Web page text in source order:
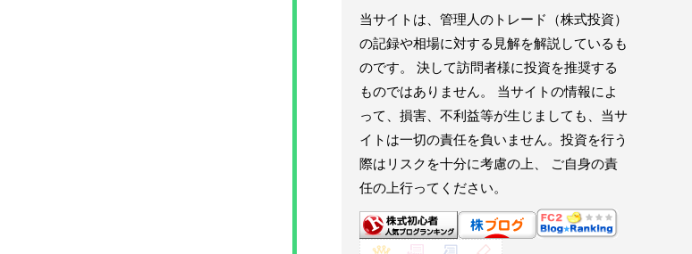
当サイトは、管理人のトレード（株式投資）
の記録や相場に対する見解を解説しているも
のです。 決して訪問者様に投資を推奨する
ものではありません。 当サイトの情報によ
って、損害、不利益等が生じましても、当サ
イトは一切の責任を負いません。投資を行う
際はリスクを十分に考慮の上、 ご自身の責
任の上行ってください。